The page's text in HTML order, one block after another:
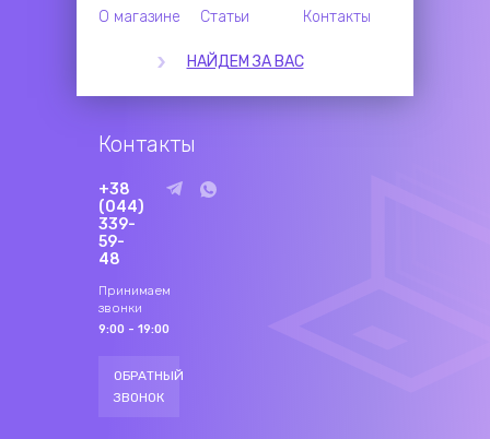
О магазине
Статьи Контакты
НАЙДЕМ ЗА ВАС
Контакты
+38
(044)
339-
59-
48
Принимаем
звонки
9:00 - 19:00
ОБРАТНЫЙ
ЗВОНОК